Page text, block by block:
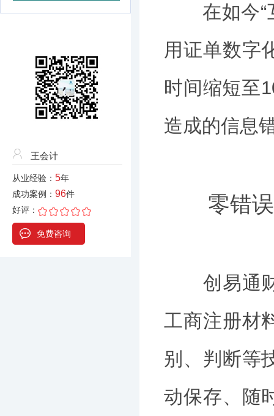
王会计
从业经验： 5年
成功案例： 96件
好评：
免费咨询
在如今“互
用证单数字
时间缩短至
造成的信息
零错误
创易通财
工商注册材
别、判断等
动保存、随